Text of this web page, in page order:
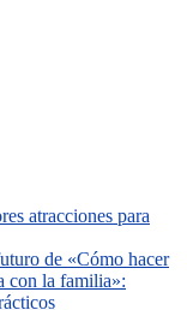
atracciones para
de «Cómo hacer
con la familia»: